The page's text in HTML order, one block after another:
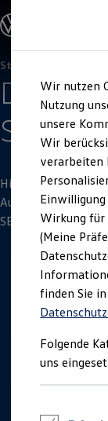
Hauptinhalt
springen
Footer
springen
Offene
Schüler
Arbeiten bei
Was
Studenten (w/m/d)
Dein
Hier findest du alle
Auslandspraktika,
SEAT in Spanien
Wir nutzen
Nutzung
unsere
Wir
verarbeiten
Wirkung für
(Meine
finden Sie
Folgende
uns